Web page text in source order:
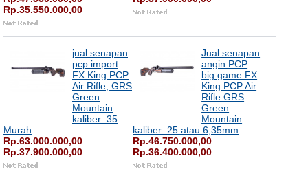
Rp.35.550.000,00
jual senapan
pcp import
FX King PCP
Air Rifle, GRS
Green
Mountain
kaliber .35
Murah
Rp.63.000.000,00
Rp.37.900.000,00
Jual senapan
angin PCP
big game FX
King PCP Air
Rifle GRS
Green
Mountain
kaliber .25 atau 6,35mm
Rp.46.750.000,00
Rp.36.400.000,00